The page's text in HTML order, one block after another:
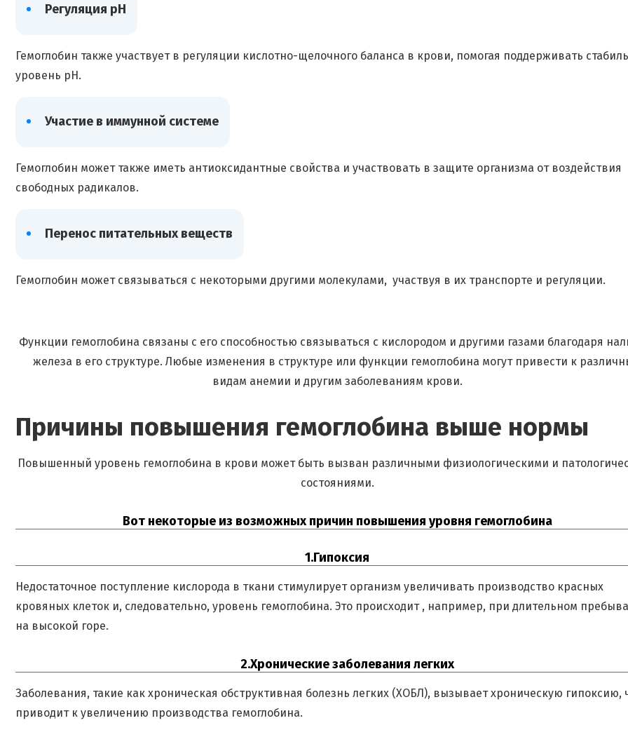
Регуляция pH
Гемоглобин также участвует в регуляции кислотно-щелочного баланса в крови, помогая поддерживать
уровень pH.
Участие в иммунной системе
Гемоглобин может также иметь антиоксидантные свойства и участвовать в защите организма от воздействия
свободных радикалов.
Перенос питательных веществ
Гемоглобин может связываться с некоторыми другими молекулами, участвуя в их транспорте и регуляции.
Функции гемоглобина связаны с его способностью связываться с кислородом и другими газами благодаря
железа в его структуре. Любые изменения в структуре или функции гемоглобина могут привести к
видам анемии и другим заболеваниям крови.
Причины повышения гемоглобина выше нормы
Повышенный уровень гемоглобина в крови может быть вызван различными физиологическими и
состояниями.
Вот некоторые из возможных причин повышения уровня гемоглобина
1.Гипоксия
Недостаточное поступление кислорода в ткани стимулирует организм увеличивать производство красных
кровяных клеток и, следовательно, уровень гемоглобина. Это происходит , например, при длительном
на высокой горе.
2.Хронические заболевания легких
Заболевания, такие как хроническая обструктивная болезнь легких (ХОБЛ), вызывает хроническую гипоксию,
приводит к увеличению производства гемоглобина.